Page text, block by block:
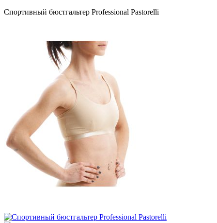
Cпортивный бюстгальтер Professional Pastorelli